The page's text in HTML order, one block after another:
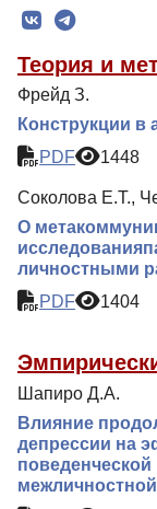
Редколлегия
Редакционная
Индексирование
Для авторов
Подписка
Контакты
Теория и
Фрейд З.
Конструкции в
PDF
1448
Соколова Е.Т.,
О
личностными
PDF
1404
Шапиро Д.А.
Влияние
депрессии на